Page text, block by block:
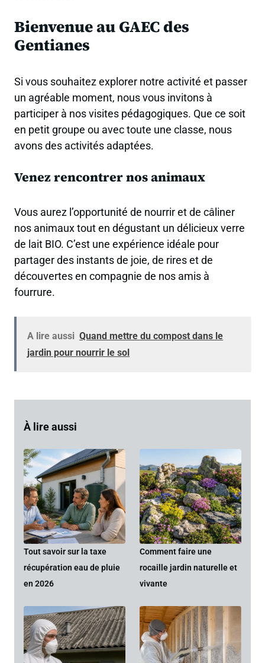
Bienvenue au GAEC des
Gentianes
Si vous souhaitez explorer notre activité et passer
un agréable moment, nous vous invitons à
participer à nos visites pédagogiques. Que ce soit
en petit groupe ou avec toute une classe, nous
avons des activités adaptées.
Venez rencontrer nos animaux
Vous aurez l’opportunité de nourrir et de câliner
nos animaux tout en dégustant un délicieux verre
de lait BIO. C’est une expérience idéale pour
partager des instants de joie, de rires et de
découvertes en compagnie de nos amis à
fourrure.
A lire aussi Quand mettre du compost dans le
jardin pour nourrir le sol
À lire aussi
Tout savoir sur la taxe
récupération eau de pluie
en 2026
Comment faire une
rocaille jardin naturelle et
vivante